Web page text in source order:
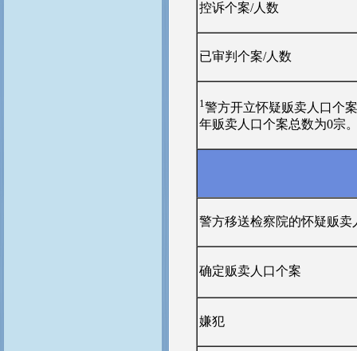
控诉个案/人数
已审判个案/人数
1警方开立怀疑贩卖人口个
年贩卖人口个案总数为0宗
警方移送检察院的怀疑贩卖
确定贩卖人口个案
嫌犯